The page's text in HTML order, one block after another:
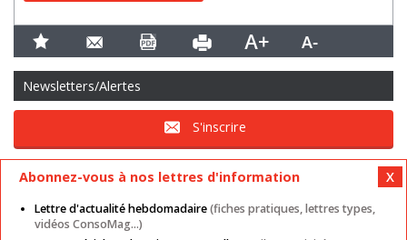
Newsletters/Alertes
S'inscrire
Abonnez-vous à nos lettres d'information
Lettre d'actualité hebdomadaire(fiches pratiques, lettres types,
vidéos ConsoMag...)